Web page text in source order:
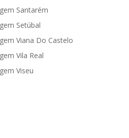
Santarém
Setúbal
Viana Do Castelo
Vila Real
Viseu